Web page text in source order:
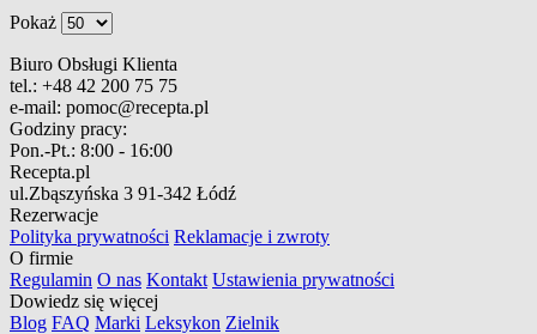
Pokaż
Biuro Obsługi Klienta
tel.: +48 42 200 75 75
e-mail: pomoc@recepta.pl
Godziny pracy:
Pon.-Pt.: 8:00 - 16:00
Recepta.pl
ul.Zbąszyńska 3 91-342 Łódź
Rezerwacje
Polityka prywatności Reklamacje i zwroty
O firmie
Regulamin O nas Kontakt Ustawienia prywatności
Dowiedz się więcej
Blog FAQ Marki Leksykon Zielnik